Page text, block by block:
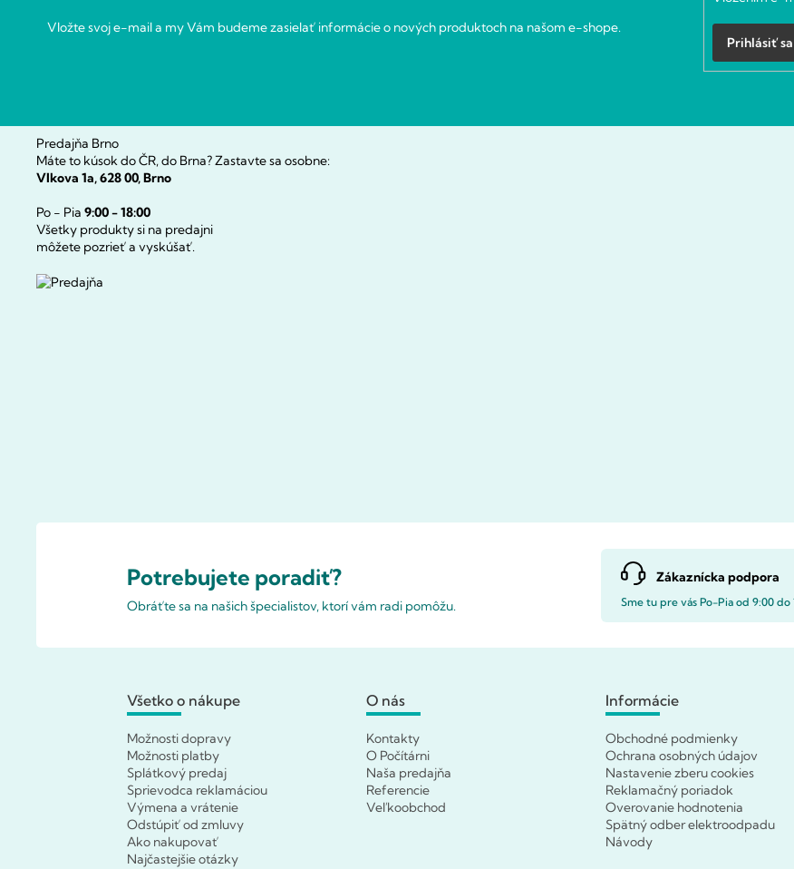
Vložte svoj e-mail a my Vám budeme zasielať informácie o nových produktoch na našom e-shope.
Prihlásiť sa
Predajňa Brno
Máte to kúsok do ČR, do Brna? Zastavte sa osobne:
Vlkova 1a, 628 00, Brno
Po - Pia 9:00 - 18:00
Všetky produkty si na predajni
môžete pozrieť a vyskúšať.
Potrebujete poradiť?
Obráťte sa na našich špecialistov, ktorí vám radi pomôžu.
Zákaznícka podpora
Sme tu pre vás Po-Pia od 9:00 do
Všetko o nákupe
Možnosti dopravy
Možnosti platby
Splátkový predaj
Sprievodca reklamáciou
Výmena a vrátenie
Odstúpiť od zmluvy
Ako nakupovať
Najčastejšie otázky
O nás
Kontakty
O Počítárni
Naša predajňa
Referencie
Veľkoobchod
Informácie
Obchodné podmienky
Ochrana osobných údajov
Nastavenie zberu cookies
Reklamačný poriadok
Overovanie hodnotenia
Spätný odber elektroodpadu
Návody